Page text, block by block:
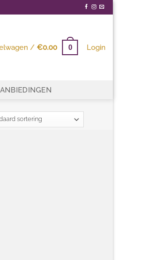
/€0.00 0 Login